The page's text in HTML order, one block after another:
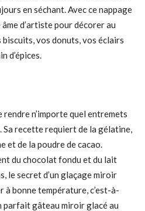
en séchant. Avec ce nappage
d’artiste pour décorer au
vos donuts, vos éclairs
d’épices.
n’importe quel entremets
recette requiert de la gélatine,
et de la poudre de cacao.
du chocolat fondu et du lait
le secret d’un glaçage miroir
bonne température, c’est-à-
parfait gâteau miroir glacé au